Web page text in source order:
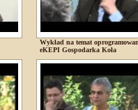
Wykład na temat
eKEPI Gospodarka Koła